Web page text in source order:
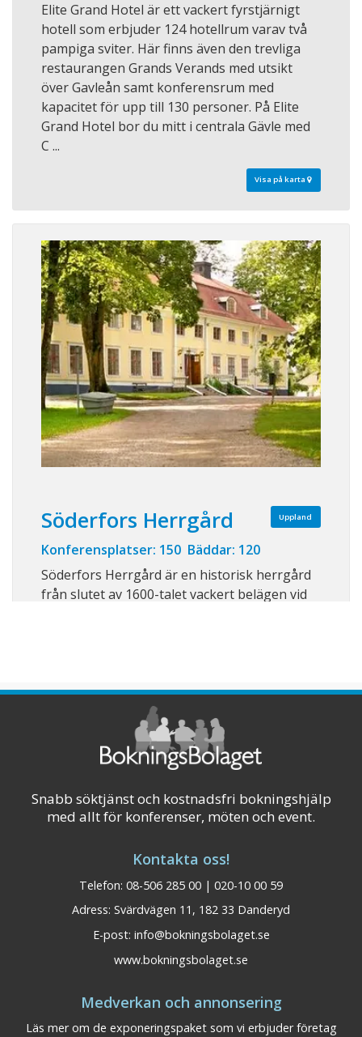
Elite Grand Hotel är ett vackert fyrstjärnigt
hotell som erbjuder 124 hotellrum varav två
pampiga sviter. Här finns även den trevliga
restaurangen Grands Verands med utsikt
över Gavleån samt konferensrum med
kapacitet för upp till 130 personer. På Elite
Grand Hotel bor du mitt i centrala Gävle med
C ...
Visa på karta
Uppland
Söderfors Herrgård
Konferensplatser: 150 Bäddar: 120
Söderfors Herrgård är en historisk herrgård
från slutet av 1600-talet vackert belägen vid
för konferenser, möten, kickoffe ...
Snabb söktjänst och kostnadsfri bokningshjälp
med allt för konferenser, möten och event.
Kontakta oss!
Telefon: 08-506 285 00 | 020-10 00 59
Adress: Svärdvägen 11, 182 33 Danderyd
E-post: info@bokningsbolaget.se
www.bokningsbolaget.se
Medverkan och annonsering
Läs mer om de exponeringspaket som vi erbjuder företag